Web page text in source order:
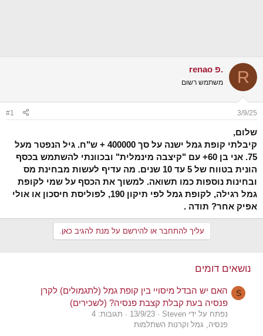
א
ר
י
R renao פ.
משתמש רשום
3/9/25
#1
שלום,
קיבלתי קופת גמל ישנה על סך 400000 + ש"ח. גיל הנפטר מעל
75. אני בן 60+ עם "קיצבה מינמלית" ובכוונתי להשתמש בכסף
הונית בטווח של 5 עד 10 שנים. מה עדיף לעשות מבחינת מס
ובחינות נוספות כמו תשואה. למשוך את הכסף על שמי לקופת
גמל רגילה, לקופת גמל לפי תיקון 190, לפוליסת חיסכון או אולי
אפיק אחר? תודה .
עליך להתחבר או להירשם על מנת להגיב כאן.
נושאים דומים
S
האם יש הבדל מיסויי בין קופת גמל (לתגמולים) לקרן
פנסיה בעת קבלת קצבת פנסיה? (לשכירים)
נפתח על ידי Steven 13/9/23
תגובות: 4
פנסיה, גמל וקרנות השתלמות